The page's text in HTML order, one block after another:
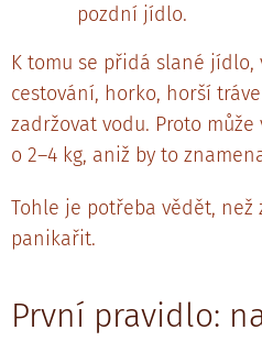
pozdní jídlo.
K tomu se přidá slané jídlo,
cestování, horko, horší
zadržovat vodu. Proto
o 2–4 kg, aniž by to
Tohle je potřeba vědět, než
panikařit.
První pravidlo: